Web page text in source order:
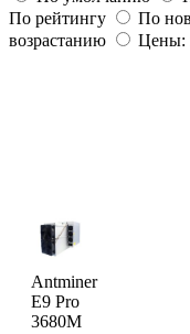
По рейтингу
По
возрастанию
Цены:
Antminer
E9 Pro
3680M